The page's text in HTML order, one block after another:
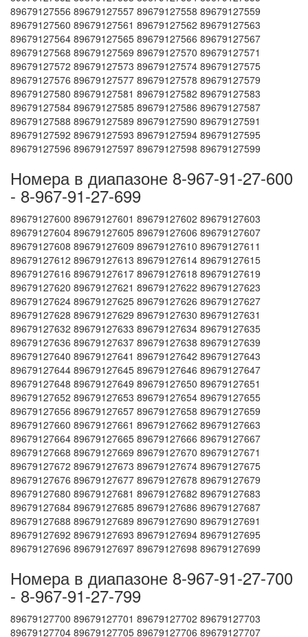
89679127556 89679127557 89679127558 89679127559
89679127560 89679127561 89679127562 89679127563
89679127564 89679127565 89679127566 89679127567
89679127568 89679127569 89679127570 89679127571
89679127572 89679127573 89679127574 89679127575
89679127576 89679127577 89679127578 89679127579
89679127580 89679127581 89679127582 89679127583
89679127584 89679127585 89679127586 89679127587
89679127588 89679127589 89679127590 89679127591
89679127592 89679127593 89679127594 89679127595
89679127596 89679127597 89679127598 89679127599
Номера в диапазоне 8-967-91-27-600
- 8-967-91-27-699
89679127600 89679127601 89679127602 89679127603
89679127604 89679127605 89679127606 89679127607
89679127608 89679127609 89679127610 89679127611
89679127612 89679127613 89679127614 89679127615
89679127616 89679127617 89679127618 89679127619
89679127620 89679127621 89679127622 89679127623
89679127624 89679127625 89679127626 89679127627
89679127628 89679127629 89679127630 89679127631
89679127632 89679127633 89679127634 89679127635
89679127636 89679127637 89679127638 89679127639
89679127640 89679127641 89679127642 89679127643
89679127644 89679127645 89679127646 89679127647
89679127648 89679127649 89679127650 89679127651
89679127652 89679127653 89679127654 89679127655
89679127656 89679127657 89679127658 89679127659
89679127660 89679127661 89679127662 89679127663
89679127664 89679127665 89679127666 89679127667
89679127668 89679127669 89679127670 89679127671
89679127672 89679127673 89679127674 89679127675
89679127676 89679127677 89679127678 89679127679
89679127680 89679127681 89679127682 89679127683
89679127684 89679127685 89679127686 89679127687
89679127688 89679127689 89679127690 89679127691
89679127692 89679127693 89679127694 89679127695
89679127696 89679127697 89679127698 89679127699
Номера в диапазоне 8-967-91-27-700
- 8-967-91-27-799
89679127700 89679127701 89679127702 89679127703
89679127704 89679127705 89679127706 89679127707